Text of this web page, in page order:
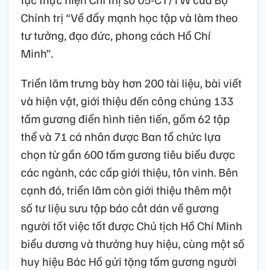
Chính trị “Về đẩy mạnh học tập và làm theo
tư tưởng, đạo đức, phong cách Hồ Chí
Minh”.
Triển lãm trưng bày hơn 200 tài liệu, bài viết
và hiện vật, giới thiệu đến công chúng 133
tấm gương điển hình tiên tiến, gồm 62 tập
thể và 71 cá nhân được Ban tổ chức lựa
chọn từ gần 600 tấm gương tiêu biểu được
các ngành, các cấp giới thiệu, tôn vinh. Bên
cạnh đó, triển lãm còn giới thiệu thêm một
số tư liệu sưu tập báo cắt dán về gương
người tốt việc tốt được Chủ tịch Hồ Chí Minh
biểu dương và thưởng huy hiệu, cùng một số
huy hiệu Bác Hồ gửi tặng tấm gương người